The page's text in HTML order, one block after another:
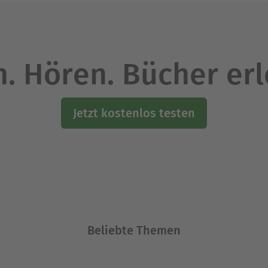
Hören. Bücher
Jetzt kostenlos testen
Beliebte Themen